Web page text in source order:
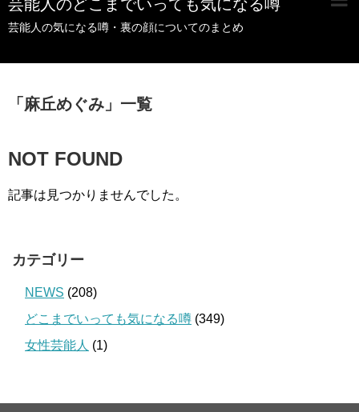
芸能人のどこまでいっても気になる噂
芸能人の気になる噂・裏の顔についてのまとめ
「 麻丘めぐみ 」 一覧
NOT FOUND
記事は見つかりませんでした。
カテゴリー
NEWS (208)
どこまでいっても気になる噂 (349)
女性芸能人 (1)